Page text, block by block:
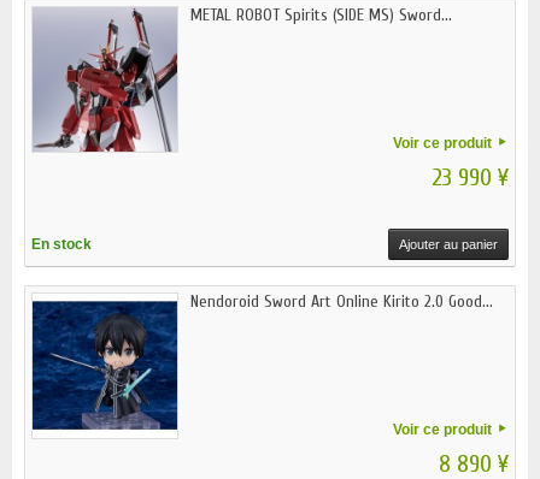
METAL ROBOT Spirits (SIDE MS) Sword...
Voir ce produit
23 990 ¥
En stock Ajouter au panier
Nendoroid Sword Art Online Kirito 2.0 Good...
Voir ce produit
8 890 ¥